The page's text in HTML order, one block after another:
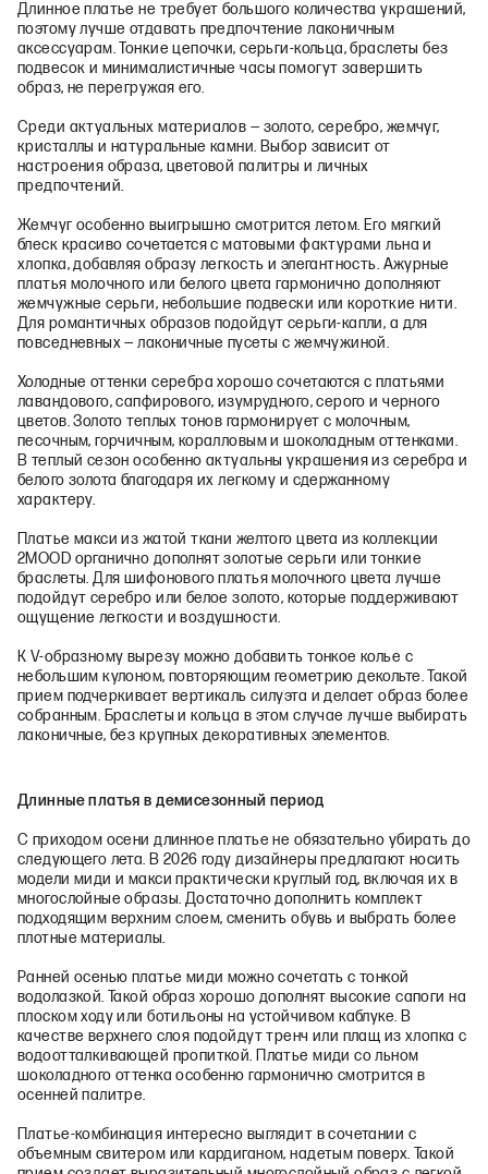
Длинное платье не требует большого количества украшений,
поэтому лучше отдавать предпочтение лаконичным
аксессуарам. Тонкие цепочки, серьги-кольца, браслеты без
подвесок и минималистичные часы помогут завершить
образ, не перегружая его.
Среди актуальных материалов — золото, серебро, жемчуг,
кристаллы и натуральные камни. Выбор зависит от
настроения образа, цветовой палитры и личных
предпочтений.
Жемчуг особенно выигрышно смотрится летом. Его мягкий
блеск красиво сочетается с матовыми фактурами льна и
хлопка, добавляя образу легкость и элегантность. Ажурные
платья молочного или белого цвета гармонично дополняют
жемчужные серьги, небольшие подвески или короткие нити.
Для романтичных образов подойдут серьги-капли, а для
повседневных — лаконичные пусеты с жемчужиной.
Холодные оттенки серебра хорошо сочетаются с платьями
лавандового, сапфирового, изумрудного, серого и черного
цветов. Золото теплых тонов гармонирует с молочным,
песочным, горчичным, коралловым и шоколадным оттенками.
В теплый сезон особенно актуальны украшения из серебра и
белого золота благодаря их легкому и сдержанному
характеру.
Платье макси из жатой ткани желтого цвета из коллекции
2MOOD органично дополнят золотые серьги или тонкие
браслеты. Для шифонового платья молочного цвета лучше
подойдут серебро или белое золото, которые поддерживают
ощущение легкости и воздушности.
К V-образному вырезу можно добавить тонкое колье с
небольшим кулоном, повторяющим геометрию декольте. Такой
прием подчеркивает вертикаль силуэта и делает образ более
собранным. Браслеты и кольца в этом случае лучше выбирать
лаконичные, без крупных декоративных элементов.
Длинные платья в демисезонный период
С приходом осени длинное платье не обязательно убирать до
следующего лета. В 2026 году дизайнеры предлагают носить
модели миди и макси практически круглый год, включая их в
многослойные образы. Достаточно дополнить комплект
подходящим верхним слоем, сменить обувь и выбрать более
плотные материалы.
Ранней осенью платье миди можно сочетать с тонкой
водолазкой. Такой образ хорошо дополнят высокие сапоги на
плоском ходу или ботильоны на устойчивом каблуке. В
качестве верхнего слоя подойдут тренч или плащ из хлопка с
водоотталкивающей пропиткой. Платье миди со льном
шоколадного оттенка особенно гармонично смотрится в
осенней палитре.
Платье-комбинация интересно выглядит в сочетании с
объемным свитером или кардиганом, надетым поверх. Такой